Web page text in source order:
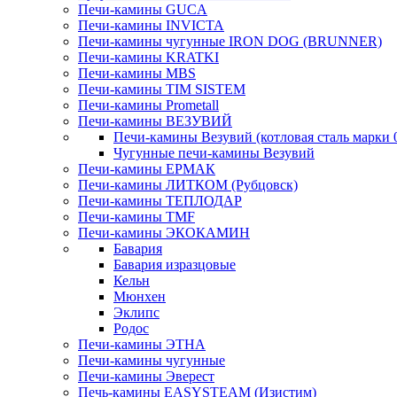
Печи-камины GUCA
Печи-камины INVICTA
Печи-камины чугунные IRON DOG (BRUNNER)
Печи-камины KRATKI
Печи-камины MBS
Печи-камины TIM SISTEM
Печи-камины Prometall
Печи-камины ВЕЗУВИЙ
Печи-камины Везувий (котловая сталь марки
Чугунные печи-камины Везувий
Печи-камины ЕРМАК
Печи-камины ЛИТКОМ (Рубцовск)
Печи-камины ТЕПЛОДАР
Печи-камины TMF
Печи-камины ЭКОКАМИН
Бавария
Бавария изразцовые
Кельн
Мюнхен
Эклипс
Родос
Печи-камины ЭТНА
Печи-камины чугунные
Печи-камины Эверест
Печь-камины EASYSTEAM (Изистим)